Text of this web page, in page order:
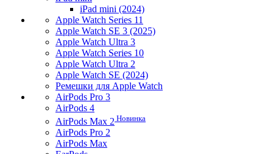
iPad mini (2024)
Apple Watch Series 11
Apple Watch SE 3 (2025)
Apple Watch Ultra 3
Apple Watch Series 10
Apple Watch Ultra 2
Apple Watch SE (2024)
Ремешки для Apple Watch
AirPods Pro 3
AirPods 4
AirPods Max 2 Новинка
AirPods Pro 2
AirPods Max